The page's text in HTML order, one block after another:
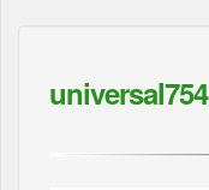
universal754